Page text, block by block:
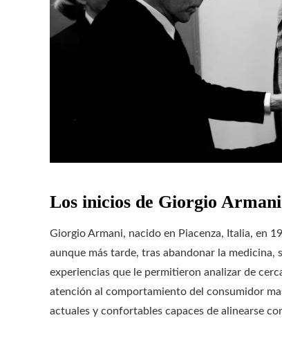
Los inicios de Giorgio
Giorgio Armani, nacido en Piacenza, Italia, en
aunque más tarde, tras abandonar la
experiencias que le permitieron analizar de
atención al comportamiento del consumidor
actuales y confortables capaces de alinearse